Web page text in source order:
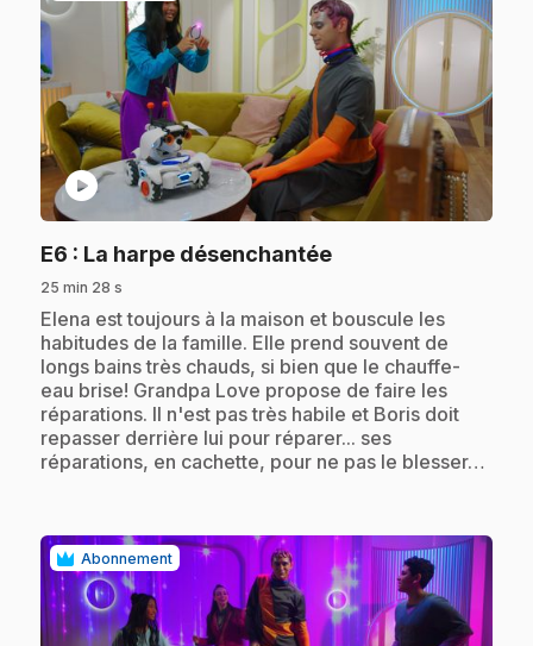
play_circle
E6 : La harpe désenchantée.
25 min 28 s
.Elena est toujours à la maison et bouscule les
habitudes de la famille. Elle prend souvent de
longs bains très chauds, si bien que le chauffe-
eau brise! Grandpa Love propose de faire les
réparations. Il n'est pas très habile et Boris doit
repasser derrière lui pour réparer... ses
réparations, en cachette, pour ne pas le blesser…
Abonnement